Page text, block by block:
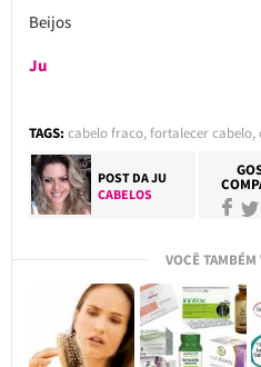
Beijos
Ju
TAGS: cabelo fraco,fortalecer cabelo,
POST DAJU
CABELOS
VOCÊ TAMBÉM